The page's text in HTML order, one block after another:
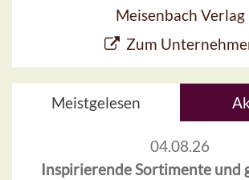
Meisenbach Verlag
Zum
Meistgelesen
04.08.26
Inspirierende Sortimente und